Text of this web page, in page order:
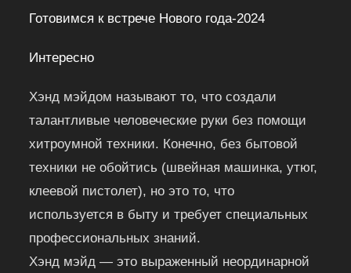
Готовимся к встрече Нового года-2024
Интересно
Хэнд мэйдом называют то, что создали
талантливые человеческие руки без помощи
хитроумной техники. Конечно, без бытовой
техники не обойтись (швейная машинка, утюг,
клеевой пистолет), но это то, что
используется в быту и требует специальных
профессиональных знаний.
Хэнд мэйд — это выраженный неординарной